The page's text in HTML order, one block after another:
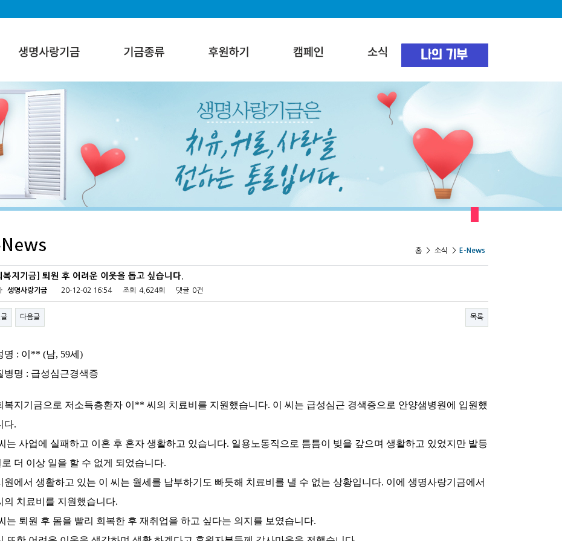
홈 > 소식 > E-News
복지기금] 퇴원 후 어려운 이웃을 돕고 싶습니다.
생명사랑기금 20-12-02 16:54 조회 4,624회 댓글 0건
다음글 목록
: 이** (남, 59세)
명 : 급성심근경색증
복지기금으로 저소득층환자 이** 씨의 치료비를 지원했습니다. 이 씨는 급성심근 경색증으로 안양샘병원에 입원했
다.
는 사업에 실패하고 이혼 후 혼자 생활하고 있습니다. 일용노동직으로 틈틈이 빚을 갚으며 생활하고 있었지만 발등
로 더 이상 일을 할 수 없게 되었습니다.
원에서 생활하고 있는 이 씨는 월세를 납부하기도 빠듯해 치료비를 낼 수 없는 상황입니다. 이에 생명사랑기금에서
의 치료비를 지원했습니다.
는 퇴원 후 몸을 빨리 회복한 후 재취업을 하고 싶다는 의지를 보였습니다.